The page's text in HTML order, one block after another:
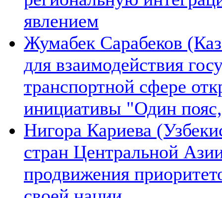
явлением
Жумабек Сарабеков
для взаимодействия
транспортной сфере
инициативы "Один
Нигора Кариева
стран Центральной
продвижения